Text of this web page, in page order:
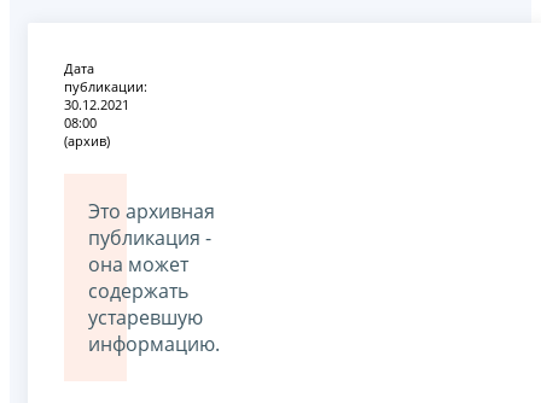
Дата
публикации:
30.12.2021
08:00
(архив)
Это архивная
публикация -
она может
содержать
устаревшую
информацию.